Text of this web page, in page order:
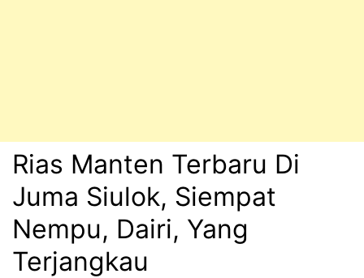
Rias Manten Terbaru Di
Juma Siulok, Siempat
Nempu, Dairi, Yang
Terjangkau